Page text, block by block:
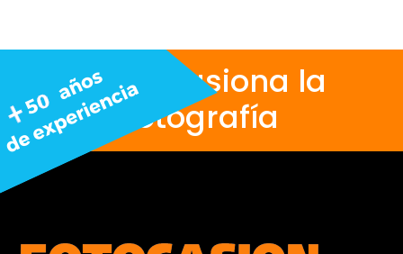
Nos apasiona la
fotografía